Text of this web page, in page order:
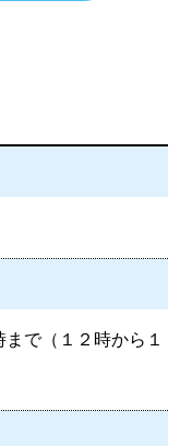
で（１２時から１